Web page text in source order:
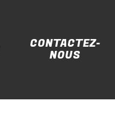
CONTACTEZ-
NOUS